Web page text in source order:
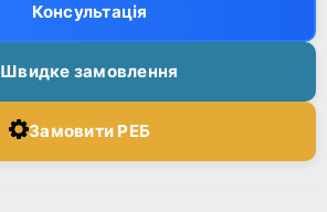
Консультація
Швидке замовлення
Замовити РЕБ